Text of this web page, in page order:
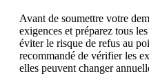
Avant de soumettre votre
exigences et préparez tous
éviter le risque de refus au
recommandé de vérifier les
elles peuvent changer